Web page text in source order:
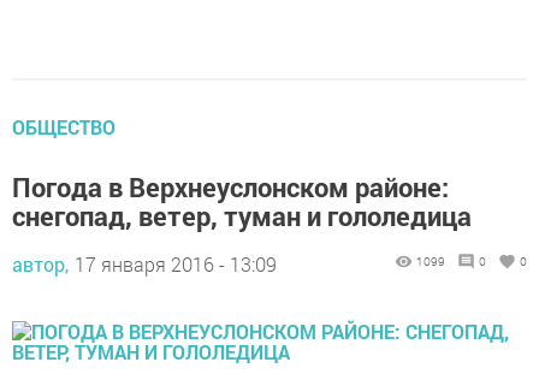
ОБЩЕСТВО
Погода в Верхнеуслонском районе:
снегопад, ветер, туман и гололедица
автор, 17 января 2016 - 13:09 1099 0 0